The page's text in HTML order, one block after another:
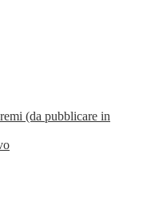
(da pubblicare in